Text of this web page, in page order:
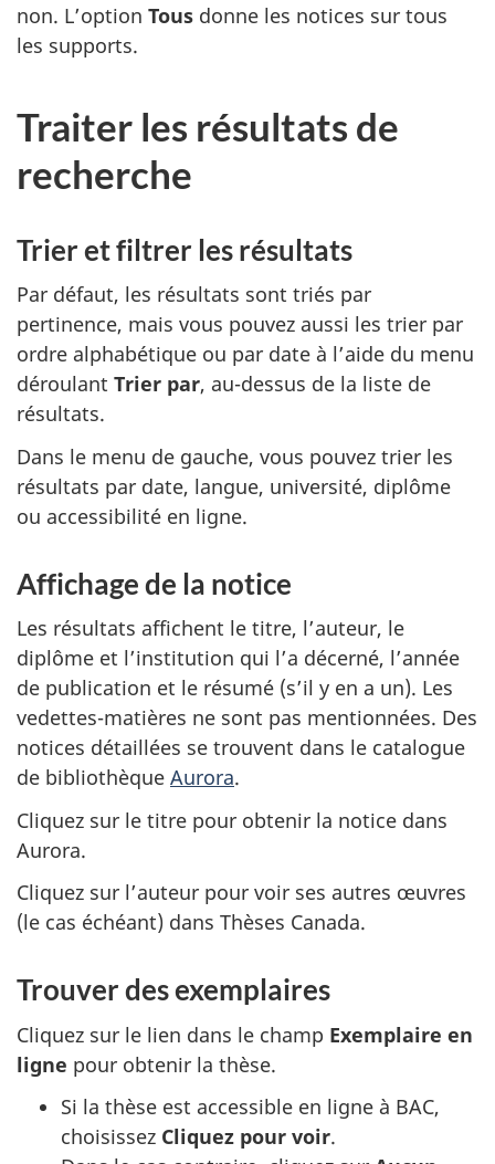
non. L’option Tous donne les notices sur tous
les supports.
Traiter les résultats de
recherche
Trier et filtrer les résultats
Par défaut, les résultats sont triés par
pertinence, mais vous pouvez aussi les trier par
ordre alphabétique ou par date à l’aide du menu
déroulant Trier par, au-dessus de la liste de
résultats.
Dans le menu de gauche, vous pouvez trier les
résultats par date, langue, université, diplôme
ou accessibilité en ligne.
Affichage de la notice
Les résultats affichent le titre, l’auteur, le
diplôme et l’institution qui l’a décerné, l’année
de publication et le résumé (s’il y en a un). Les
vedettes-matières ne sont pas mentionnées. Des
notices détaillées se trouvent dans le catalogue
de bibliothèque Aurora.
Cliquez sur le titre pour obtenir la notice dans
Aurora.
Cliquez sur l’auteur pour voir ses autres œuvres
(le cas échéant) dans Thèses Canada.
Trouver des exemplaires
Cliquez sur le lien dans le champ Exemplaire en
ligne pour obtenir la thèse.
Si la thèse est accessible en ligne à BAC,
choisissez Cliquez pour voir.